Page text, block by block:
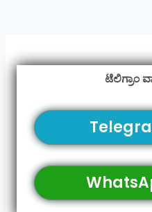
ಟೆಲಿಗ್ರಾಂ